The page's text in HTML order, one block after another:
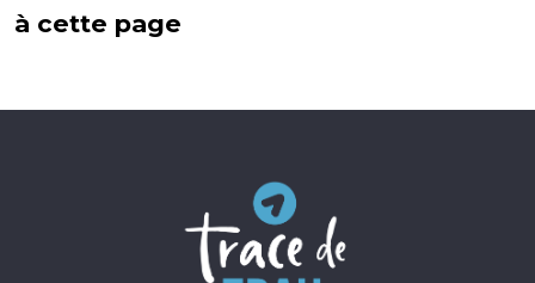
à cette page